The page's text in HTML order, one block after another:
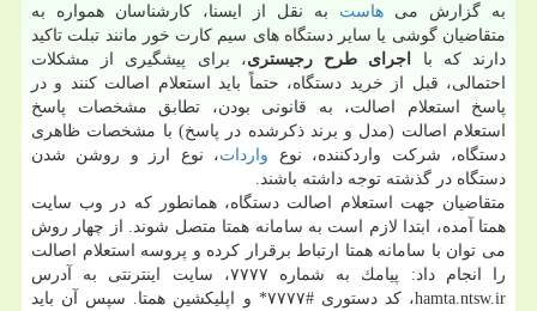
به گزارش می هاست به نقل از ایسنا، كارشناسان همواره به
متقاضیان گوشی یا سایر دستگاه های سیم كارت خور مانند تبلت تاكید
دارند كه با اجرای طرح رجیستری، برای پیشگیری از مشكلات
احتمالی، قبل از خرید دستگاه، حتماً باید استعلام اصالت كنند و در
پاسخ استعلام اصالت، به قانونی بودن، تطابق مشخصات پاسخ
استعلام اصالت (مدل و برند ذكرشده در پاسخ) با مشخصات ظاهری
دستگاه، شركت واردكننده، نوع واردات، نوع ارز و روشن شدن
دستگاه در گذشته توجه داشته باشند.
متقاضیان جهت استعلام اصالت دستگاه، همانطور كه در وب سایت
همتا آمده، ابتدا لازم است به سامانه همتا متصل شوند. از چهار روش
می توان با سامانه همتا ارتباط برقرار كرده و پروسه استعلام اصالت
را انجام داد: پیامك به شماره ۷۷۷۷، سایت اینترنتی به آدرس
hamta.ntsw.ir، كد دستوری #۷۷۷۷* و اپلیكشین همتا. سپس آن باید